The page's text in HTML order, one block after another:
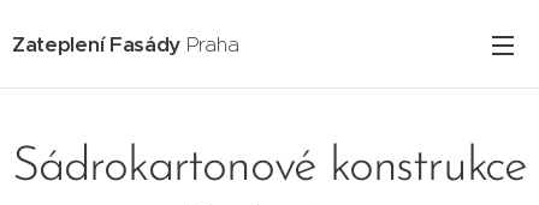
Zateplení Fasády Praha
Sádrokartonové konstrukce